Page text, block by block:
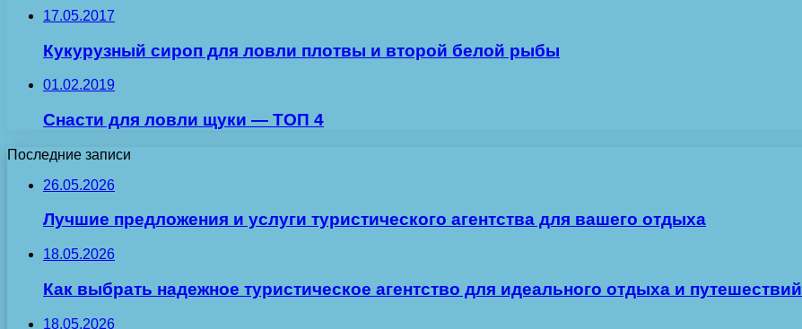
17.05.2017
Кукурузный сироп для ловли плотвы и второй белой рыбы
01.02.2019
Снасти для ловли щуки — ТОП 4
Последние записи
26.05.2026
Лучшие предложения и услуги туристического агентства для вашего отдыха
18.05.2026
Как выбрать надежное туристическое агентство для идеального отдыха и путешествий
18.05.2026